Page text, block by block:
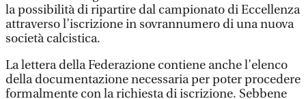
la possibilità di ripartire dal campionato di Eccellenza
attraverso l’iscrizione in sovrannumero di una nuova
società calcistica.
La lettera della Federazione contiene anche l’elenco
della documentazione necessaria per poter procedere
formalmente con la richiesta di iscrizione. Sebbene